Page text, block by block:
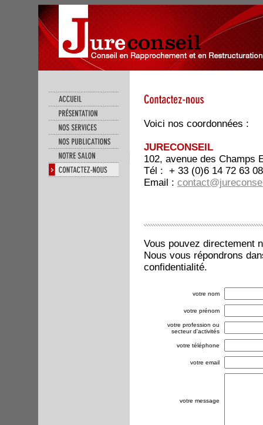
Voici nos coordonnées :
JURECONSEIL
102, avenue des Champs
Tél : + 33 (0)6 14 72 63 08
Email :
Vous pouvez directement
Nous vous répondrons
confidentialité.
votre nom
votre prénom
votre profession ou
secteur d'activités
votre téléphone
votre email
votre message